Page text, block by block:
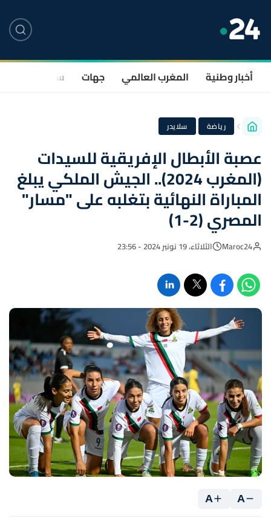
أخبار وطنية المغرب العالمي جهات سياسة
رياضة · سلايدر
عصبة الأبطال الإفريقية للسيدات
(المغرب 2024).. الجيش الملكي يبلغ
المباراة النهائية بتغلبه على "مسار"
المصري (2-1)
Maroc24 الثلاثاء، 19 نونبر 2024 - 23:56
A
A